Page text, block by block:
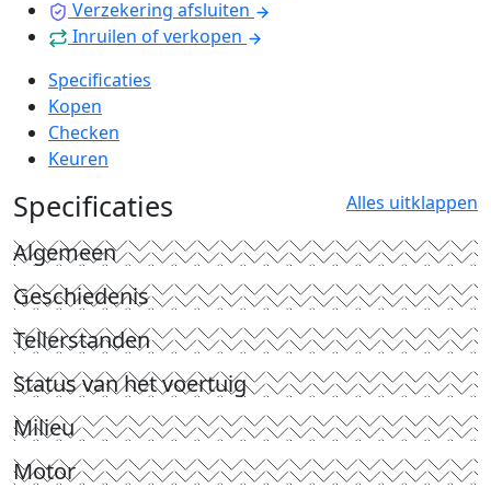
Verzekering afsluiten
Inruilen of verkopen
Specificaties
Kopen
Checken
Keuren
Specificaties Alles uitklappen
Algemeen
Geschiedenis
Tellerstanden
Status van het voertuig
Milieu
Motor